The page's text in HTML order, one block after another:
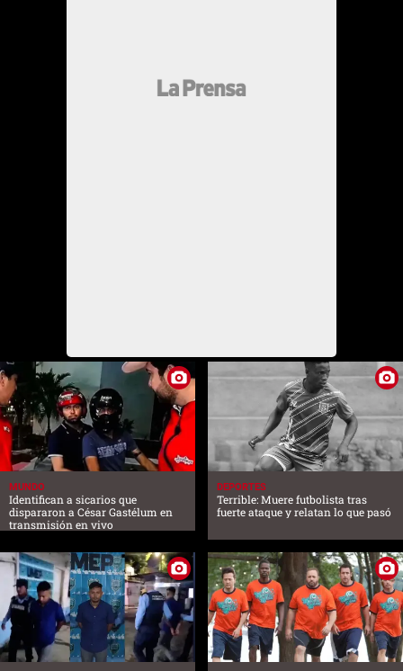
MUNDO
Identifican a sicarios que
dispararon a César Gastélum en
transmisión en vivo
DEPORTES
Terrible: Muere futbolista tras
fuerte ataque y relatan lo que pasó